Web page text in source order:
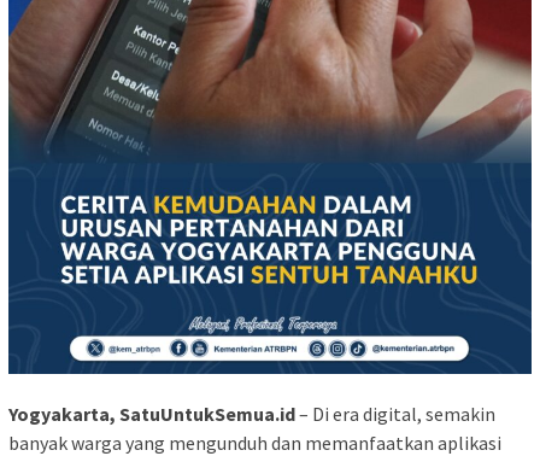
Yogyakarta, SatuUntukSemua.id– Di era digital, semakin
banyak warga yang mengunduh dan memanfaatkan aplikasi